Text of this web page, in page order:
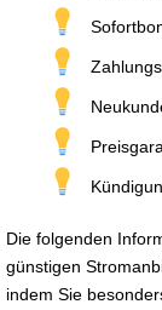
Die folgenden
günstigen
indem Sie